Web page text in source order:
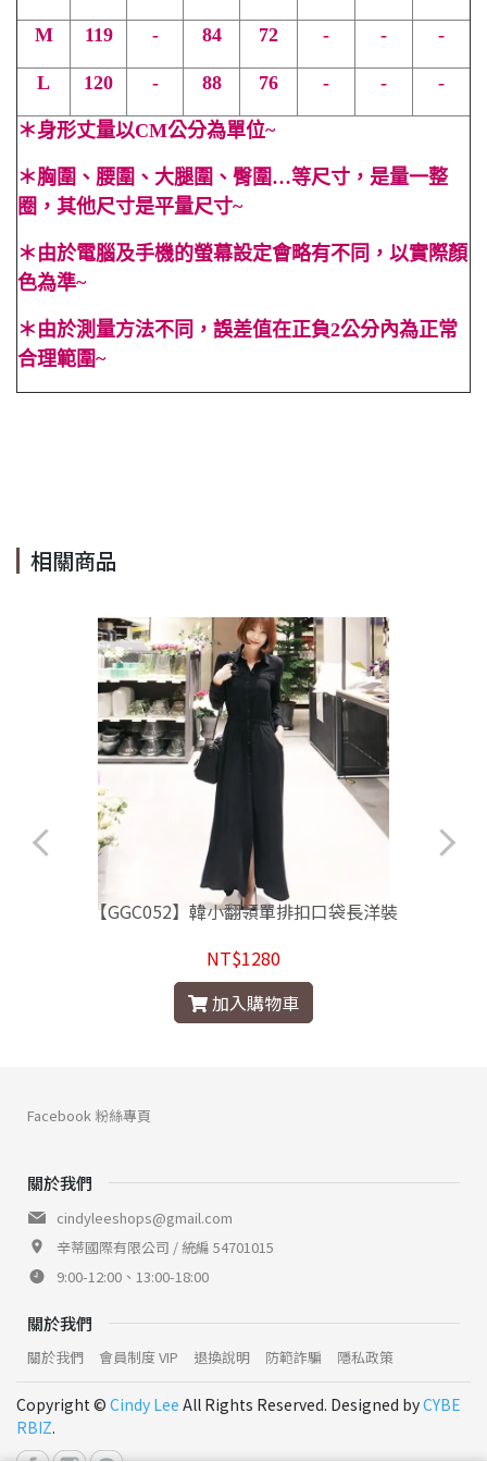
M 119 - 84 72 - - -
L 120 - 88 76 - - -
＊身形丈量以CM公分為單位~
＊胸圍、腰圍、大腿圍、臀圍…等尺寸，是量一整
圈，其他尺寸是平量尺寸~
＊ 由於電腦及手機的螢幕設定會略有不同，以實際顏
色為準~
＊ 由於測量方法不同，誤差值在正負2公分內為正常
合理範圍~
相關商品
【GGC052】韓小翻領單排扣口袋長洋裝
NT$1280
加入購物車
關於我們
cindyleeshops@gmail.com
辛蒂國際有限公司 / 統編 54701015
9:00-12:00、13:00-18:00
關於我們
關於我們 會員制度 VIP 退換說明 防範詐騙 隱私政策
Facebook 粉絲專頁
Copyright © Cindy Lee All Rights Reserved. Designed byCYBE
RBIZ.